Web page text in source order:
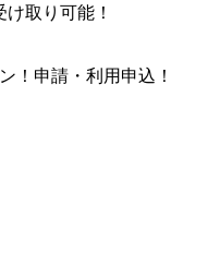
取り可能！
！申請・利用申込！